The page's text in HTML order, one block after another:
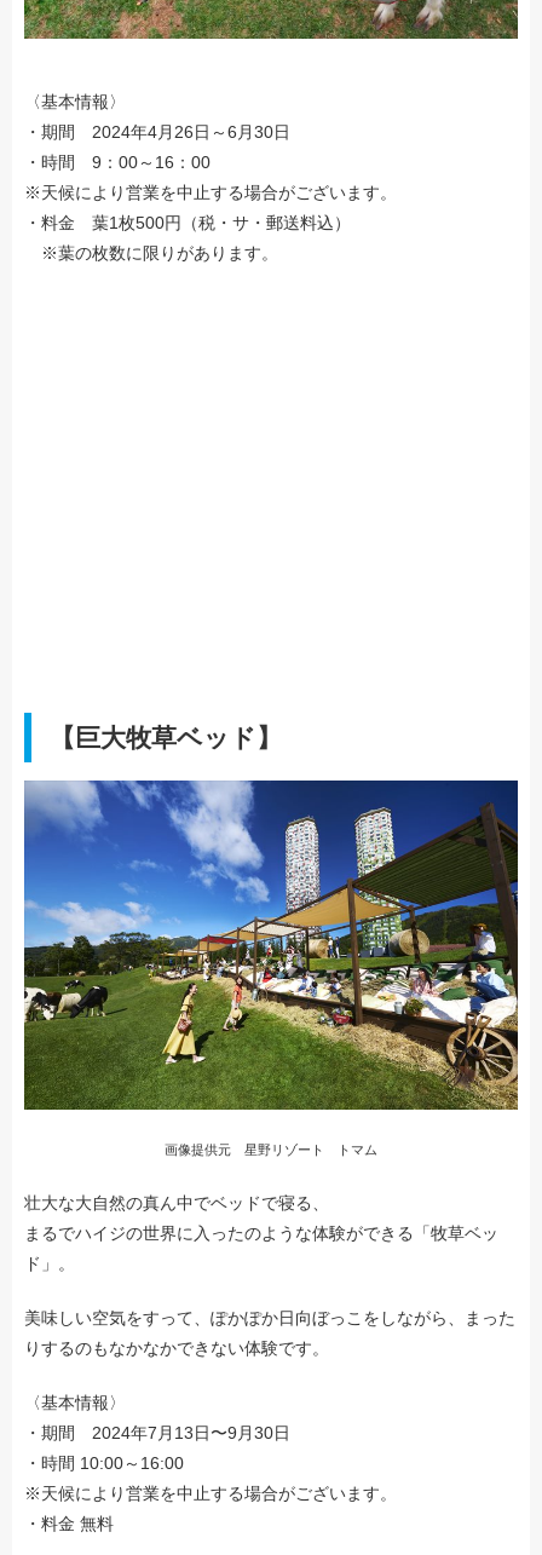
〈基本情報〉
・期間 2024年4月26日～6月30日
・時間 9：00～16：00
※天候により営業を中止する場合がございます。
・料金 葉1枚500円（税・サ・郵送料込）
※葉の枚数に限りがあります。
【巨大牧草ベッド】
画像提供元 星野リゾート トマム
壮大な大自然の真ん中でベッドで寝る、
まるでハイジの世界に入ったのような体験ができる「牧草ベッ
ド」。
美味しい空気をすって、ぽかぽか日向ぼっこをしながら、まった
りするのもなかなかできない体験です。
〈基本情報〉
・期間 2024年7月13日〜9月30日
・時間 10:00～16:00
※天候により営業を中止する場合がございます。
・料金 無料